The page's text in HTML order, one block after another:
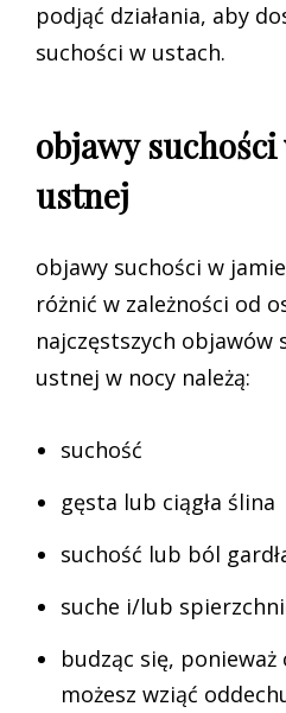
podjąć działania, aby
suchości w ustach.
objawy
ustnej
objawy suchości w
różnić w zależności od
najczęstszych objawów
ustnej w nocy należą:
suchość
gęsta lub ciągła ślina
suchość lub ból
suche i/lub
budząc się, ponieważ
możesz wziąć